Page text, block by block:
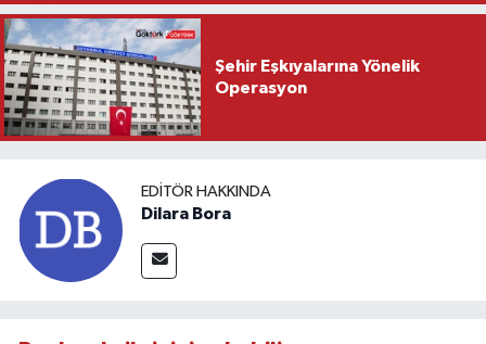
Şehir Eşkıyalarına Yönelik
Operasyon
EDITÖR HAKKINDA
Dilara Bora